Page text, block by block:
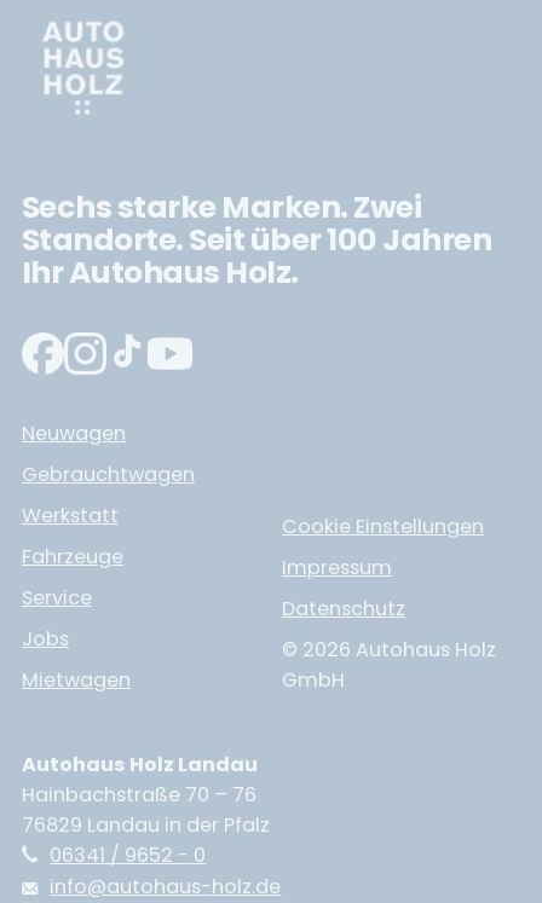
Sechs starke Marken. Zwei
Standorte. Seit über 100 Jahren
Ihr Autohaus Holz.
Neuwagen
Gebrauchtwagen
Werkstatt
Fahrzeuge
Service
Jobs
Mietwagen
Cookie Einstellungen
Impressum
Datenschutz
© 2026 Autohaus Holz
GmbH
Autohaus Holz Landau
Hainbachstraße 70 – 76
76829 Landau in der Pfalz
06341 / 9652 - 0
info@autohaus-holz.de